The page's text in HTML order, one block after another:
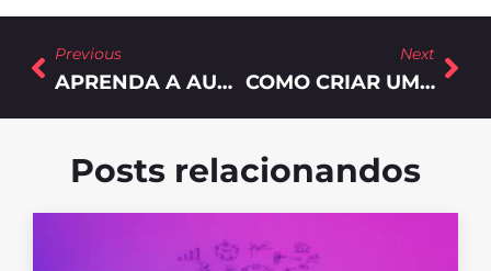
Previous
APRENDA A AUMENTAR AS SUAS CONVERSÕES EM VENDAS
Next
COMO CRIAR UM FUNIL DE VENDAS PARA O SEU NEGÓCIO?
Posts relacionandos